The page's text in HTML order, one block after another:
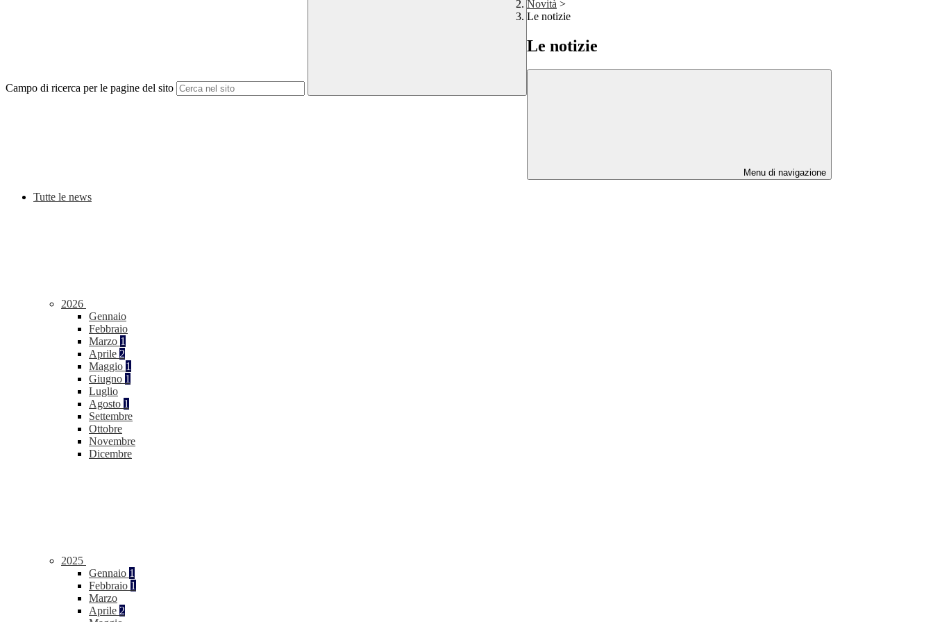
Campo di ricerca per le pagine del sito
Novità >
Le notizie
Le notizie
Menu di navigazione
Tutte le news
2026
Gennaio
Febbraio
Marzo 1
Aprile 2
Maggio 1
Giugno 1
Luglio
Agosto 1
Settembre
Ottobre
Novembre
Dicembre
2025
Gennaio 1
Febbraio 1
Marzo
Aprile 2